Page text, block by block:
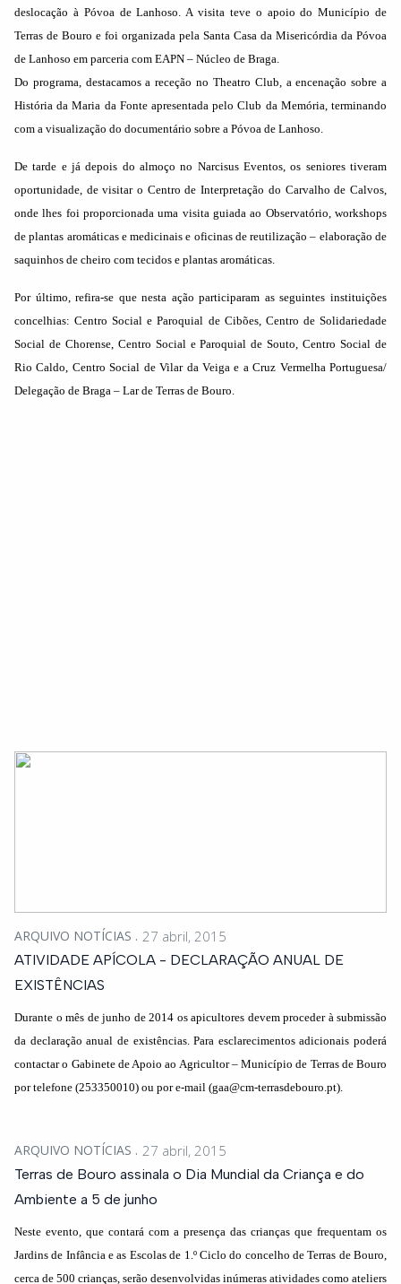
deslocação à Póvoa de Lanhoso. A visita teve o apoio do Município de
Terras de Bouro e foi organizada pela Santa Casa da Misericórdia da Póvoa
de Lanhoso em parceria com EAPN – Núcleo de Braga.
Do programa, destacamos a receção no Theatro Club, a encenação sobre a
História da Maria da Fonte apresentada pelo Club da Memória, terminando
com a visualização do documentário sobre a Póvoa de Lanhoso.
De tarde e já depois do almoço no Narcisus Eventos, os seniores tiveram
oportunidade, de visitar o Centro de Interpretação do Carvalho de Calvos,
onde lhes foi proporcionada uma visita guiada ao Observatório, workshops
de plantas aromáticas e medicinais e oficinas de reutilização – elaboração de
saquinhos de cheiro com tecidos e plantas aromáticas.
Por último, refira-se que nesta ação participaram as seguintes instituições
concelhias: Centro Social e Paroquial de Cibões, Centro de Solidariedade
Social de Chorense, Centro Social e Paroquial de Souto, Centro Social de
Rio Caldo, Centro Social de Vilar da Veiga e a Cruz Vermelha Portuguesa/
Delegação de Braga – Lar de Terras de Bouro.
ARQUIVO NOTÍCIAS 27 abril, 2015
ATIVIDADE APÍCOLA - DECLARAÇÃO ANUAL DE
EXISTÊNCIAS
Durante o mês de junho de 2014 os apicultores devem proceder à submissão
da declaração anual de existências. Para esclarecimentos adicionais poderá
contactar o Gabinete de Apoio ao Agricultor – Município de Terras de Bouro
por telefone (253350010) ou por e-mail (gaa@cm-terrasdebouro.pt).
ARQUIVO NOTÍCIAS 27 abril, 2015
Terras de Bouro assinala o Dia Mundial da Criança e do
Ambiente a 5 de junho
Neste evento, que contará com a presença das crianças que frequentam os
Jardins de Infância e as Escolas de 1.º Ciclo do concelho de Terras de Bouro,
cerca de 500 crianças, serão desenvolvidas inúmeras atividades como ateliers